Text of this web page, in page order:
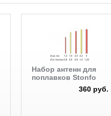
Набор антенн для
поплавков Stonfo
360 руб.